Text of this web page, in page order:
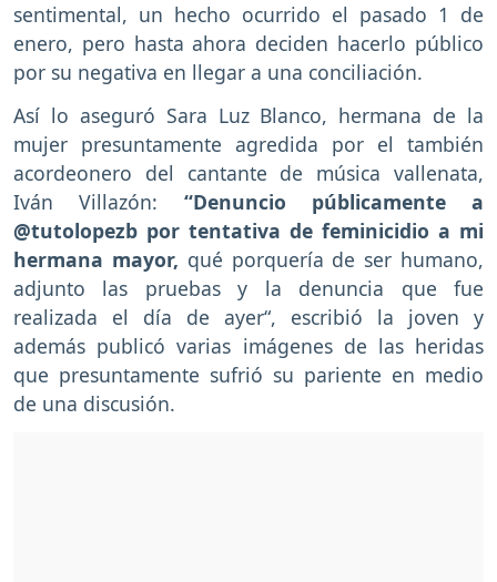
sentimental, un hecho ocurrido el pasado 1 de
enero, pero hasta ahora deciden hacerlo público
por su negativa en llegar a una conciliación.
Así lo aseguró Sara Luz Blanco, hermana de la
mujer presuntamente agredida por el también
acordeonero del cantante de música vallenata,
Iván Villazón: “Denuncio públicamente a
@tutolopezb por tentativa de feminicidio a mi
hermana mayor, qué porquería de ser humano,
adjunto las pruebas y la denuncia que fue
realizada el día de ayer“, escribió la joven y
además publicó varias imágenes de las heridas
que presuntamente sufrió su pariente en medio
de una discusión.